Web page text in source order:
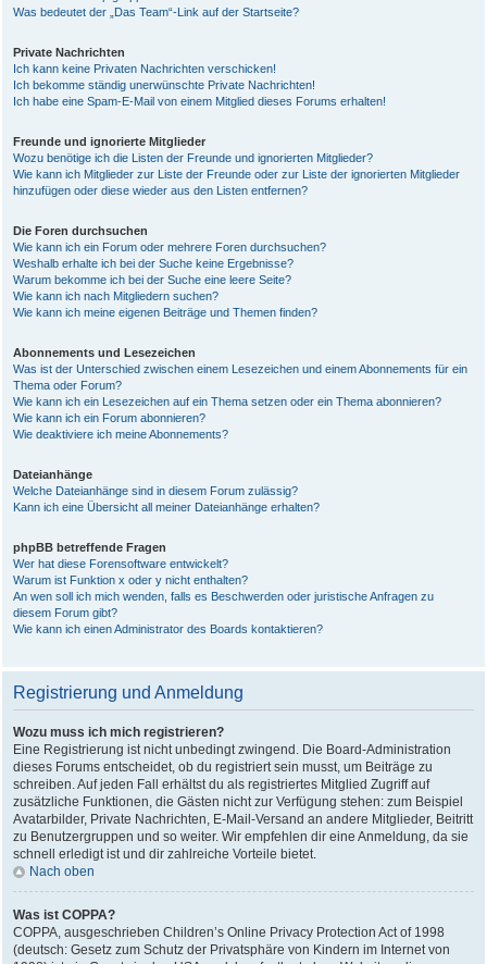
Was bedeutet der „Das Team“-Link auf der Startseite?
Private Nachrichten
Ich kann keine Privaten Nachrichten verschicken!
Ich bekomme ständig unerwünschte Private Nachrichten!
Ich habe eine Spam-E-Mail von einem Mitglied dieses Forums erhalten!
Freunde und ignorierte Mitglieder
Wozu benötige ich die Listen der Freunde und ignorierten Mitglieder?
Wie kann ich Mitglieder zur Liste der Freunde oder zur Liste der ignorierten Mitglieder
hinzufügen oder diese wieder aus den Listen entfernen?
Die Foren durchsuchen
Wie kann ich ein Forum oder mehrere Foren durchsuchen?
Weshalb erhalte ich bei der Suche keine Ergebnisse?
Warum bekomme ich bei der Suche eine leere Seite?
Wie kann ich nach Mitgliedern suchen?
Wie kann ich meine eigenen Beiträge und Themen finden?
Abonnements und Lesezeichen
Was ist der Unterschied zwischen einem Lesezeichen und einem Abonnements für ein
Thema oder Forum?
Wie kann ich ein Lesezeichen auf ein Thema setzen oder ein Thema abonnieren?
Wie kann ich ein Forum abonnieren?
Wie deaktiviere ich meine Abonnements?
Dateianhänge
Welche Dateianhänge sind in diesem Forum zulässig?
Kann ich eine Übersicht all meiner Dateianhänge erhalten?
phpBB betreffende Fragen
Wer hat diese Forensoftware entwickelt?
Warum ist Funktion x oder y nicht enthalten?
An wen soll ich mich wenden, falls es Beschwerden oder juristische Anfragen zu
diesem Forum gibt?
Wie kann ich einen Administrator des Boards kontaktieren?
Registrierung und Anmeldung
Wozu muss ich mich registrieren?
Eine Registrierung ist nicht unbedingt zwingend. Die Board-Administration
dieses Forums entscheidet, ob du registriert sein musst, um Beiträge zu
schreiben. Auf jeden Fall erhältst du als registriertes Mitglied Zugriff auf
zusätzliche Funktionen, die Gästen nicht zur Verfügung stehen: zum Beispiel
Avatarbilder, Private Nachrichten, E-Mail-Versand an andere Mitglieder, Beitritt
zu Benutzergruppen und so weiter. Wir empfehlen dir eine Anmeldung, da sie
schnell erledigt ist und dir zahlreiche Vorteile bietet.
Nach oben
Was ist COPPA?
COPPA, ausgeschrieben Children’s Online Privacy Protection Act of 1998
(deutsch: Gesetz zum Schutz der Privatsphäre von Kindern im Internet von